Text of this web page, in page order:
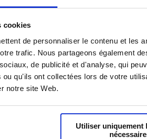
cookies
de personnaliser le contenu et les
trafic. Nous partageons également
de publicité et d'analyse, qui
ou qu'ils ont collectées lors de votre
notre site Web.
Utiliser uniquement
du